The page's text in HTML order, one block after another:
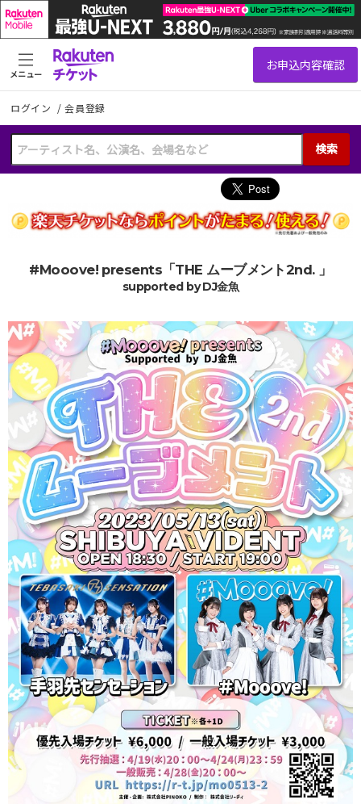
ログイン /会員登録
検索
メニュー
#Mooove! presents「THE ムーブメント2nd. 」
supported by DJ金魚